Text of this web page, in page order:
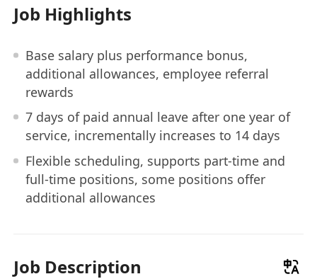
Job Highlights
Base salary plus performance bonus,
additional allowances, employee referral
rewards
7 days of paid annual leave after one year of
service, incrementally increases to 14 days
Flexible scheduling, supports part-time and
full-time positions, some positions offer
additional allowances
Job Description